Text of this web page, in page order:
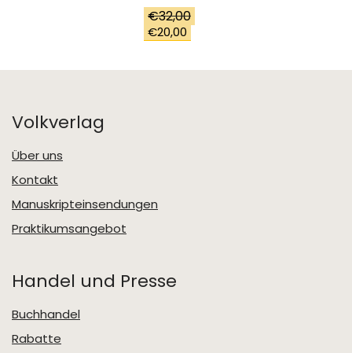
€32,00
Ursprünglicher
Preis
€32,00
€20,00
Aktueller
ist:
Volkverlag
Über uns
Kontakt
Manuskripteinsendungen
Praktikumsangebot
Handel und Presse
Buchhandel
Rabatte